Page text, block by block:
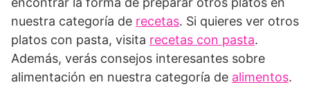
nuestra categoría de recetas. Si quieres ver otros
platos con pasta, visita recetas con pasta.
Además, verás consejos interesantes sobre
alimentación en nuestra categoría de alimentos.